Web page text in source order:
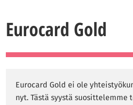
Eurocard Gold
Eurocard Gold ei ole
nyt. Tästä syystä suosittelemme